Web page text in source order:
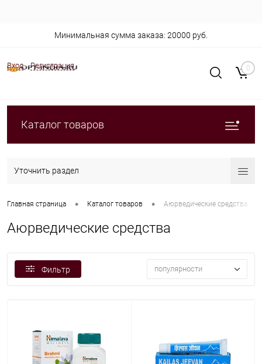
Вход Регистрация
Минимальная сумма заказа: 20000 руб.
0
Каталог товаров
Уточнить раздел
Главная страница • Каталог товаров • Аюрведические средства
Аюрведические средства
Фильтр популярности